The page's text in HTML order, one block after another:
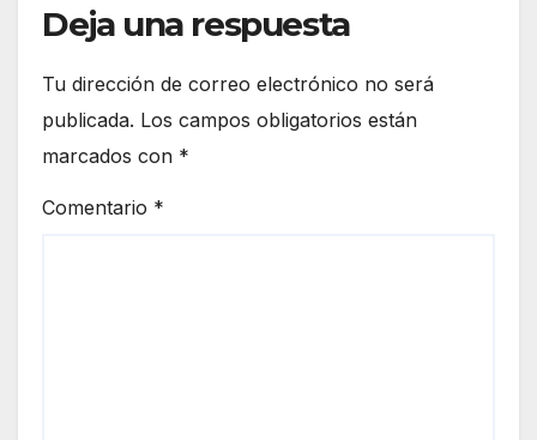
Deja una respuesta
Tu dirección de correo electrónico no será
publicada. Los campos obligatorios están
marcados con *
Comentario *